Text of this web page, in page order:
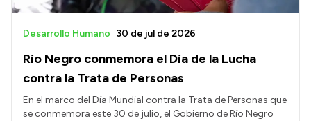
Río Negro conmemora el Día de la Lucha
contra la Trata de Personas
Desarrollo Humano 30 de jul de 2026
En el marco del Día Mundial contra la Trata de Personas que
se conmemora este 30 de julio, el Gobierno de Río Negro